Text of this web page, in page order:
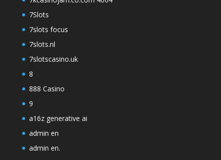
7Slots
7slots focus
7slots.nl
7slotscasino.uk
8
888 Casino
9
a16z generative ai
admin en
admin en.